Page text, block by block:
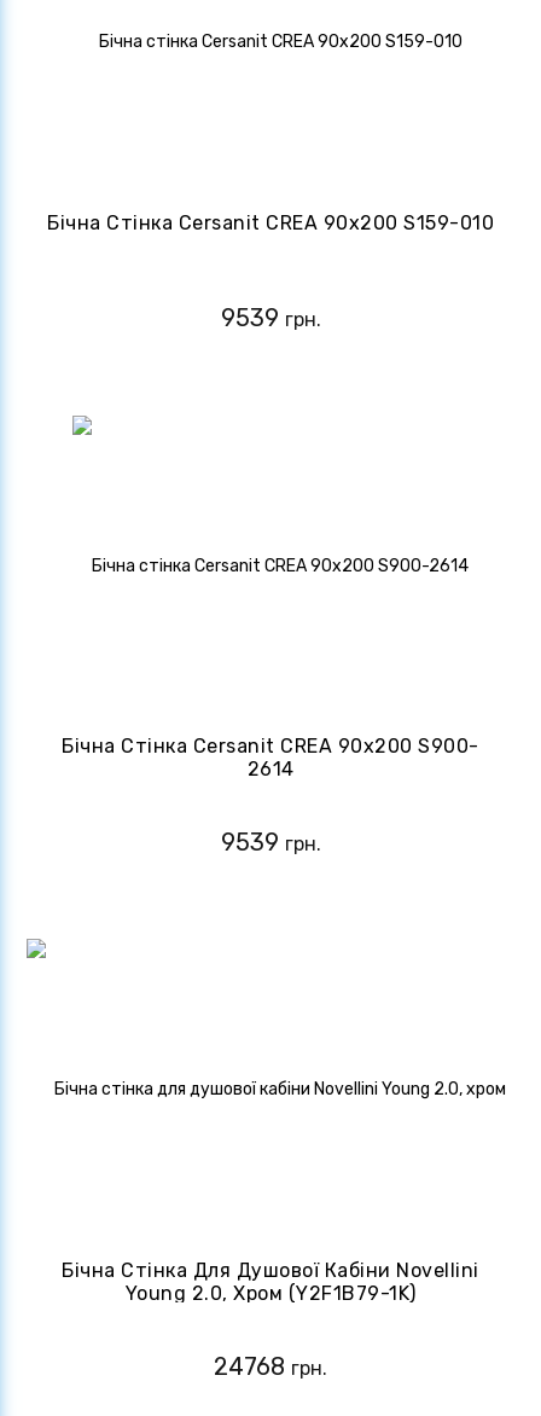
Бічна Стінка Cersanit CREA 90х200 S159-010
9539 грн.
Бічна Стінка Cersanit CREA 90х200 S900-
2614
9539 грн.
Бічна Стінка Для Душової Кабіни Novellini
Young 2.0, Хром (Y2F1B79-1K)
24768 грн.